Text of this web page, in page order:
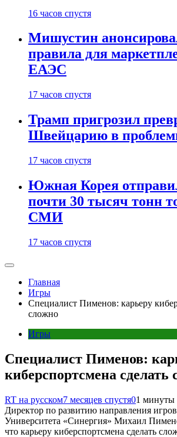
16 часов спустя
Мишустин
правила для
ЕАЭС
17 часов спустя
Трамп пригрозил
Швейцарию в
17 часов спустя
Южная Корея
почти 30 тысяч тонн
СМИ
17 часов спустя
Главная
Игры
Специалист Пименов: карьеру
сложно
Игры
Специалист Пименов:
киберспортсмена сделать
RT на русском7 месяцев спустя01 минуты
Директор по развитию направления
Университета «Синергия» Михаил
что карьеру киберспортсмена сделать